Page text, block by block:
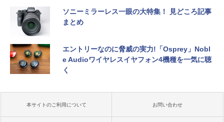
ソニーミラーレス一眼の大特集！ 見どころ記事
まとめ
エントリーなのに脅威の実力!「Osprey」Nobl
e Audioワイヤレスイヤフォン4機種を一気に聴
く
本サイトのご利用について お問い合わせ